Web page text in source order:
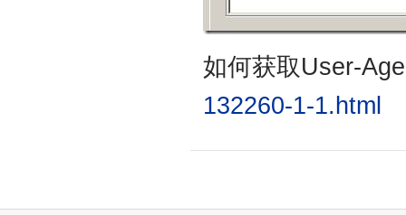
如何获取User-
132260-1-1.html